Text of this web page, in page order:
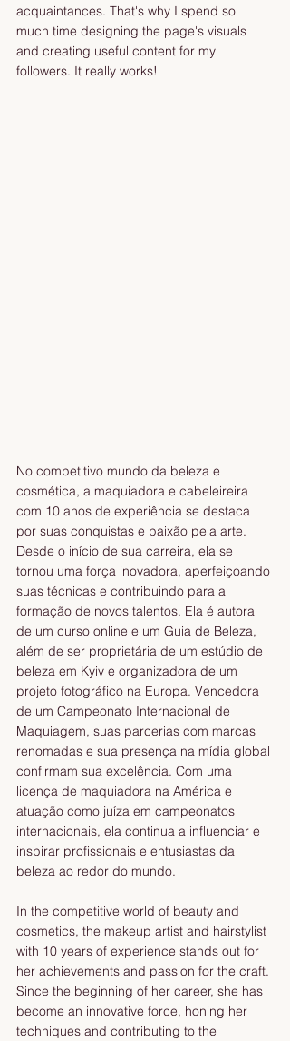
acquaintances. That's why I spend so
much time designing the page's visuals
and creating useful content for my
followers. It really works!
No competitivo mundo da beleza e
cosmética, a maquiadora e cabeleireira
com 10 anos de experiência se destaca
por suas conquistas e paixão pela arte.
Desde o início de sua carreira, ela se
tornou uma força inovadora, aperfeiçoando
suas técnicas e contribuindo para a
formação de novos talentos. Ela é autora
de um curso online e um Guia de Beleza,
além de ser proprietária de um estúdio de
beleza em Kyiv e organizadora de um
projeto fotográfico na Europa. Vencedora
de um Campeonato Internacional de
Maquiagem, suas parcerias com marcas
renomadas e sua presença na mídia global
confirmam sua excelência. Com uma
licença de maquiadora na América e
atuação como juíza em campeonatos
internacionais, ela continua a influenciar e
inspirar profissionais e entusiastas da
beleza ao redor do mundo.
In the competitive world of beauty and
cosmetics, the makeup artist and hairstylist
with 10 years of experience stands out for
her achievements and passion for the craft.
Since the beginning of her career, she has
become an innovative force, honing her
techniques and contributing to the